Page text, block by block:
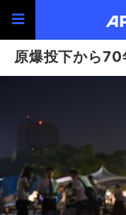
原爆投下から70